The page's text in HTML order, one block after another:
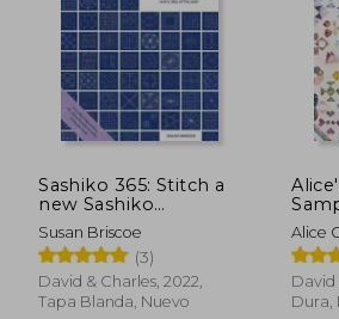
Sashiko 365: Stitch a
new Sashiko
Embroidery Pattern
Every day of the Year
(en Inglés)
Susan Briscoe
(3)
David & Charles, 2022,
Tapa Blanda, Nuevo
Alice
David
Dura,